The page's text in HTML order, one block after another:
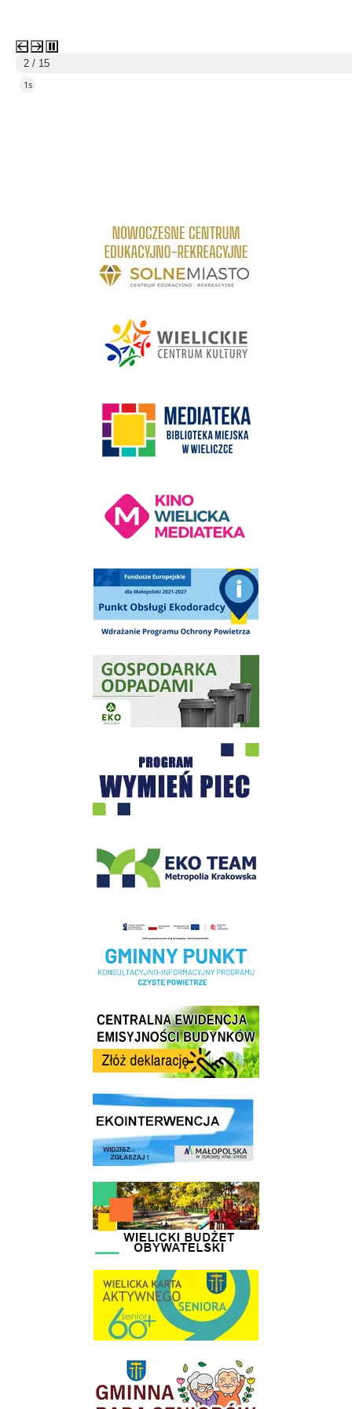
3 / 15
5s
link do strony Centrum Edukacyjno Rekreacyjne
Punkt Obsługi Ekodoradcy Wieliczka
Gospodarka odpadami na terenie Miasta i Gminy Wieliczka
Program "Czyste Powietrze" - Wieliczka
Realizacja Programu Czyste Powietrze w Gminie Wieliczka
Centrala Ewidencja Emisyjności Budynków - złóż deklarację
link do strony ekointerwencja dot.- powietrza
link do strony - Wielicki Budżet Obywatelski
link do strony Wielicka Karta Aktywnego Seniora
link do strony Gminnej Rady Seniorow - Wieliczka